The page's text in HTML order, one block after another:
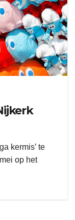
kermis’ te
op het